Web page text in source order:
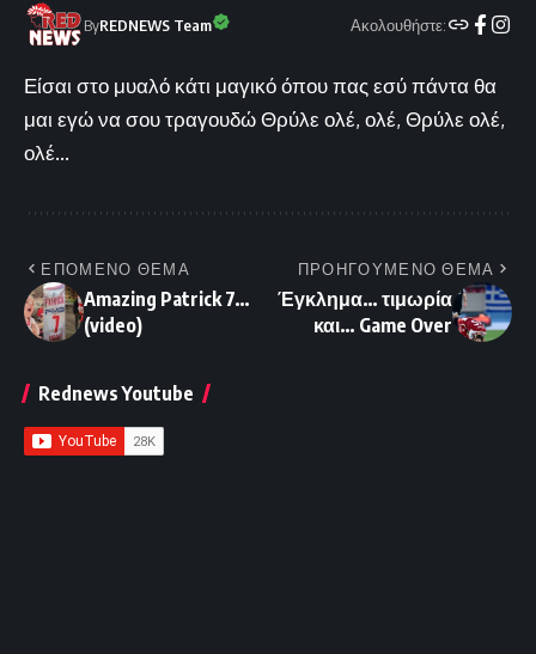
ByREDNEWS Team Ακολουθήστε:
Είσαι στο μυαλό κάτι μαγικό όπου πας εσύ πάντα θα
μαι εγώ να σου τραγουδώ Θρύλε ολέ, ολέ, Θρύλε ολέ,
ολέ...
ΕΠΟΜΕΝΟ ΘΕΜΑ
Amazing Patrick 7…
(video)
ΠΡΟΗΓΟΥΜΕΝΟ ΘΕΜΑ
Έγκλημα… τιμωρία
και… Game Over
Rednews Youtube